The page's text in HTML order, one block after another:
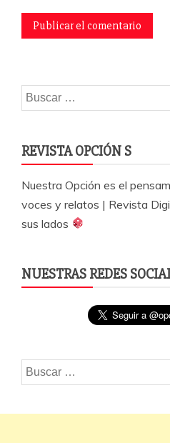
Buscar:
REVISTA OPCIÓN S
Nuestra Opción es el
voces y relatos | Revista
sus lados
NUESTRAS REDES
Buscar: